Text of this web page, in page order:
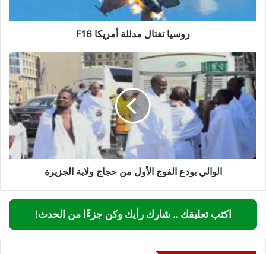
روسيا تغتال مدللة أمريكا F16
الوالي
يودع
الفوج
الأول
من
حجاج
الجزيرة
الوالي يودع الفوج الأول من حجاج ولاية الجزيرة
اكتب تعليقك .. شارك رأيك وكن جزءًا من الحدث!